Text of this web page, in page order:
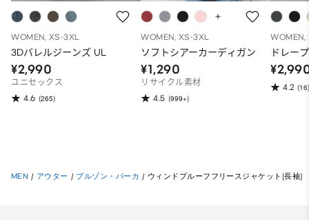
WOMEN, XS-3XL
3Dバレルジーンズ UL
¥2,990
ユニセックス
4.6 (265)
WOMEN, XS-3XL
ソフトシアーカーディガン
¥1,290
リサイクル素材
4.5 (999+)
WOMEN,
ドレー
4.2 (16)
MEN / アウター / ブルゾン・パーカ / ウィンドプルーフフリースジャケット(長袖)